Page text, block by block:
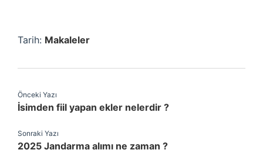
Tarih: Makaleler
Önceki Yazı
İsimden fiil yapan ekler nelerdir ?
Sonraki Yazı
2025 Jandarma alımı ne zaman ?